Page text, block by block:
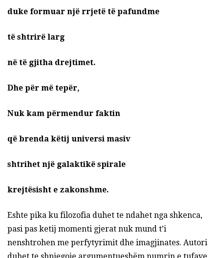
duke formuar një rrjetë të pafundme
të shtrirë larg
në të gjitha drejtimet.
Dhe për më tepër,
Nuk kam përmendur faktin
që brenda këtij universi masiv
shtrihet një galaktikë spirale
krejtësisht e zakonshme.
Eshte pika ku filozofia duhet te ndahet nga shkenca,
pasi pas ketij momenti gjerat nuk mund t’i
nenshtrohen me perfytyrimit dhe imagjinates. Autori